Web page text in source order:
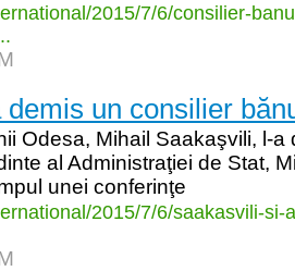
2015/7/6/consilier-
un consilier
Odesa, Mihail Saakaşvili, l-
al Administraţiei de Stat,
unei conferinţe
2015/7/6/saakasvili-si-